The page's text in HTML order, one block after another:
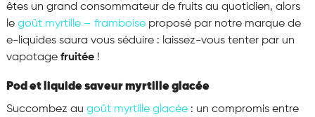
êtes un grand consommateur de fruits au quotidien, alors
le goût myrtille – framboiseproposé par notre marque de
e-liquides saura vous séduire : laissez-vous tenter par un
vapotagefruitée !
Pod et liquide saveur myrtille glacée
Succombez au goût myrtille glacée: un compromis entre